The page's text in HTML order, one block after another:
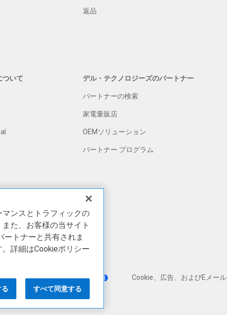
返品
ついて デル・テクノロジーズのパートナー
パートナーの検索
家電量販店
OEMソリューション
パートナー プログラム
プライバシーに関する選択 Cookie、広告、およびEメール
て
ンスとトラフィックの
た、お客様の当サイト
トナーと共有されま
詳細はCookieポリシー
すべて同意する